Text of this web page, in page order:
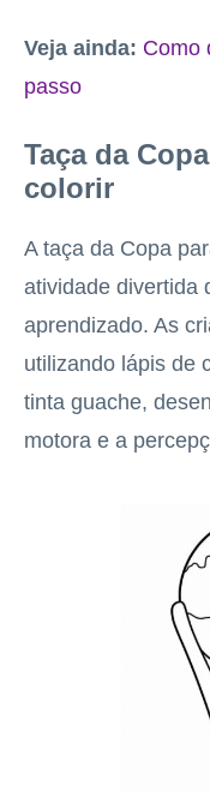
Veja ainda: Como
passo
Taça da
colorir
A taça da Copa
atividade divertida
aprendizado. As
utilizando lápis de
tinta guache,
motora e a